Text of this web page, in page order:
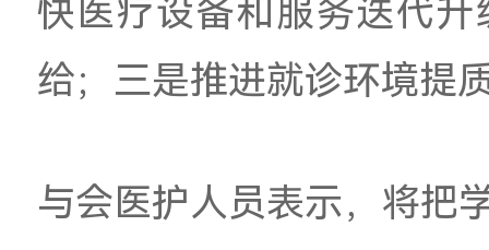
大家长期以来保障全
付出，并结合学校
步重点工作：一是深